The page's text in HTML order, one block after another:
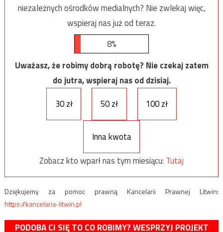
niezależnych ośrodków medialnych? Nie zwlekaj więc,
wspieraj nas już od teraz.
8%
Uważasz, że robimy dobrą robotę? Nie czekaj zatem
do jutra, wspieraj nas od dzisiaj.
30 zł
50 zł 100 zł
Inna kwota
Zobacz kto wparł nas tym miesiącu: Tutaj
Dziękujemy za pomoc prawną Kancelarii Prawnej Litwin:
https://kancelaria-litwin.pl
PODOBA CI SIĘ TO CO ROBIMY? WESPRZYJ PROJEKT